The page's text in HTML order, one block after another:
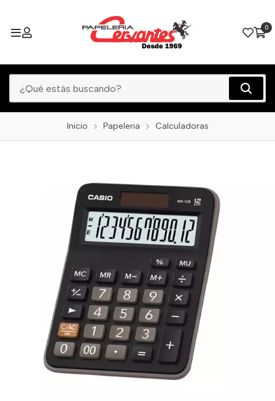
0
Inicio Papeleria Calculadoras